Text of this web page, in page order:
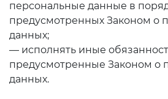
персональные данные в
предусмотренных Законом о
данных;
— исполнять иные
предусмотренные Законом о
данных.